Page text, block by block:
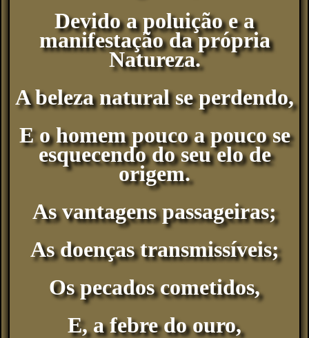
Devido a poluição e a
manifestação da própria
Natureza.
A beleza natural se perdendo,
E o homem pouco a pouco se
esquecendo do seu elo de
origem.
As vantagens passageiras;
As doenças transmissíveis;
Os pecados cometidos,
E, a febre do ouro,